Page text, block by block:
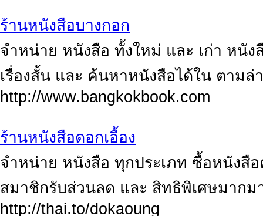
ร้านหนังสือบางกอก
จำหน่าย หนังสือ ทั้งใหม่ และ เก่า หนั
เรื่องสั้น และ ค้นหาหนังสือได้ใน ตามล่
http://www.bangkokbook.com
ร้านหนังสือดอกเอื้อง
จำหน่าย หนังสือ ทุกประเภท ซื้อหนังสื
สมาชิกรับส่วนลด และ สิทธิพิเศษมากม
http://thai.to/dokaoung